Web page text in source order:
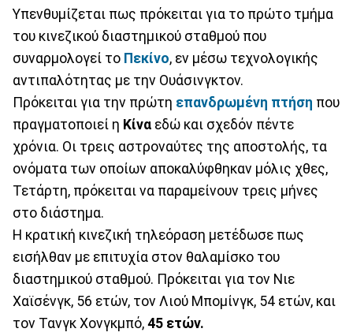
Υπενθυμίζεται πως πρόκειται για το πρώτο τμήμα
του κινεζικού διαστημικού σταθμού που
συναρμολογεί το Πεκίνο, εν μέσω τεχνολογικής
αντιπαλότητας με την Ουάσινγκτον.
Πρόκειται για την πρώτη επανδρωμένη πτήση που
πραγματοποιεί η Κίνα εδώ και σχεδόν πέντε
χρόνια. Οι τρεις αστροναύτες της αποστολής, τα
ονόματα των οποίων αποκαλύφθηκαν μόλις χθες,
Τετάρτη, πρόκειται να παραμείνουν τρεις μήνες
στο διάστημα.
Η κρατική κινεζική τηλεόραση μετέδωσε πως
εισήλθαν με επιτυχία στον θαλαμίσκο του
διαστημικού σταθμού. Πρόκειται για τον Νιε
Χαϊσένγκ, 56 ετών, τον Λιού Μπομίνγκ, 54 ετών, και
τον Τανγκ Χονγκμπό, 45 ετών.